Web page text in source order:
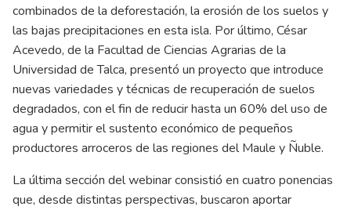
combinados de la deforestación, la erosión de los suelos y
las bajas precipitaciones en esta isla. Por último, César
Acevedo, de la Facultad de Ciencias Agrarias de la
Universidad de Talca, presentó un proyecto que introduce
nuevas variedades y técnicas de recuperación de suelos
degradados, con el fin de reducir hasta un 60% del uso de
agua y permitir el sustento económico de pequeños
productores arroceros de las regiones del Maule y Ñuble.
La última sección del webinar consistió en cuatro ponencias
que, desde distintas perspectivas, buscaron aportar